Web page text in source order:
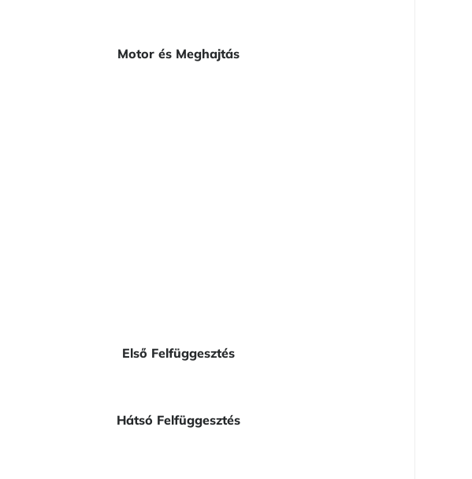
Motor és Meghajtás
Első Felfüggesztés
Hátsó Felfüggesztés